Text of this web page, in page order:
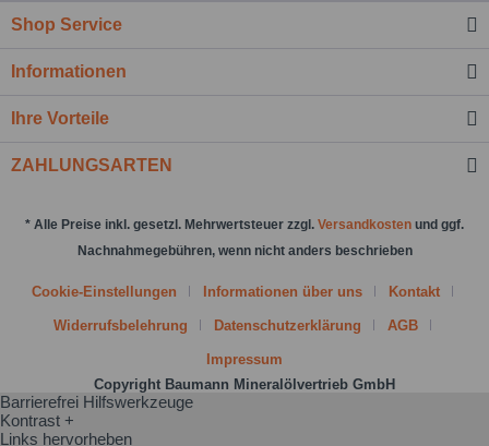
Shop Service
Informationen
Ihre Vorteile
ZAHLUNGSARTEN
* Alle Preise inkl. gesetzl. Mehrwertsteuer zzgl. Versandkosten und ggf.
Nachnahmegebühren, wenn nicht anders beschrieben
Cookie-Einstellungen Informationen über uns Kontakt
Widerrufsbelehrung Datenschutzerklärung AGB
Impressum
Copyright Baumann Mineralölvertrieb GmbH
Barrierefrei Hilfswerkzeuge
Kontrast +
Links hervorheben